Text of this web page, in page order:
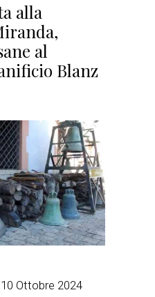
alla
al
Blanz
10 Ottobre 2024